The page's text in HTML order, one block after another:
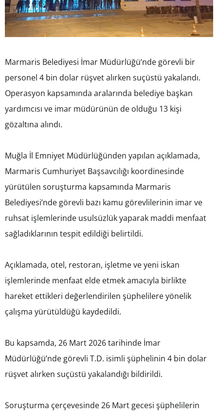
Marmaris Belediyesi İmar Müdürlüğü’nde görevli bir
personel 4 bin dolar rüşvet alırken suçüstü yakalandı.
Operasyon kapsamında aralarında belediye başkan
yardımcısı ve imar müdürünün de olduğu 13 kişi
gözaltına alındı.
Muğla İl Emniyet Müdürlüğünden yapılan açıklamada,
Marmaris Cumhuriyet Başsavcılığı koordinesinde
yürütülen soruşturma kapsamında Marmaris
Belediyesi’nde görevli bazı kamu görevlilerinin imar ve
ruhsat işlemlerinde usulsüzlük yaparak maddi menfaat
sağladıklarının tespit edildiği belirtildi.
Açıklamada, otel, restoran, işletme ve yeni iskan
işlemlerinde menfaat elde etmek amacıyla birlikte
hareket ettikleri değerlendirilen şüphelilere yönelik
çalışma yürütüldüğü kaydedildi.
Bu kapsamda, 26 Mart 2026 tarihinde İmar
Müdürlüğü’nde görevli T.D. isimli şüphelinin 4 bin dolar
rüşvet alırken suçüstü yakalandığı bildirildi.
Soruşturma çerçevesinde 26 Mart gecesi şüphelilerin